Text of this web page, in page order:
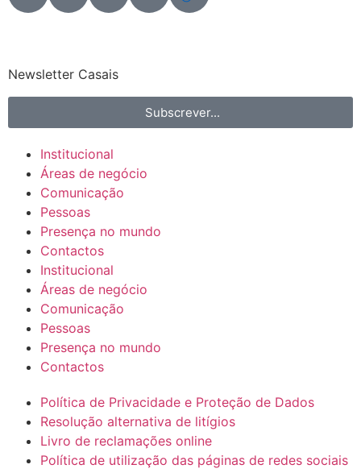
Newsletter Casais
Subscrever...
Institucional
Áreas de negócio
Comunicação
Pessoas
Presença no mundo
Contactos
Institucional
Áreas de negócio
Comunicação
Pessoas
Presença no mundo
Contactos
Política de Privacidade e Proteção de Dados
Resolução alternativa de litígios
Livro de reclamações online
Política de utilização das páginas de redes sociais